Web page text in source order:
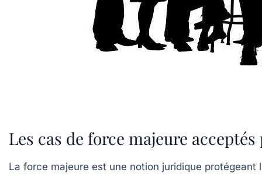
Les cas de force majeure
La force majeure est une notion juridique